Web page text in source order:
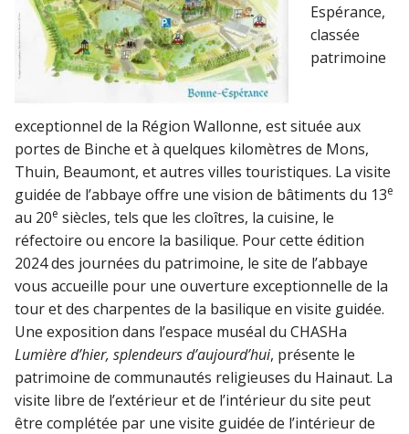
Espérance,
classée
patrimoine
exceptionnel de la Région Wallonne, est située aux
portes de Binche et à quelques kilomètres de Mons,
Thuin, Beaumont, et autres villes touristiques. La visite
guidée de l’abbaye offre une vision de bâtiments du 13e
au 20e siècles, tels que les cloîtres, la cuisine, le
réfectoire ou encore la basilique. Pour cette édition
2024 des journées du patrimoine, le site de l’abbaye
vous accueille pour une ouverture exceptionnelle de la
tour et des charpentes de la basilique en visite guidée.
Une exposition dans l’espace muséal du CHASHa
Lumière d’hier, splendeurs d’aujourd’hui, présente le
patrimoine de communautés religieuses du Hainaut. La
visite libre de l’extérieur et de l’intérieur du site peut
être complétée par une visite guidée de l’intérieur de